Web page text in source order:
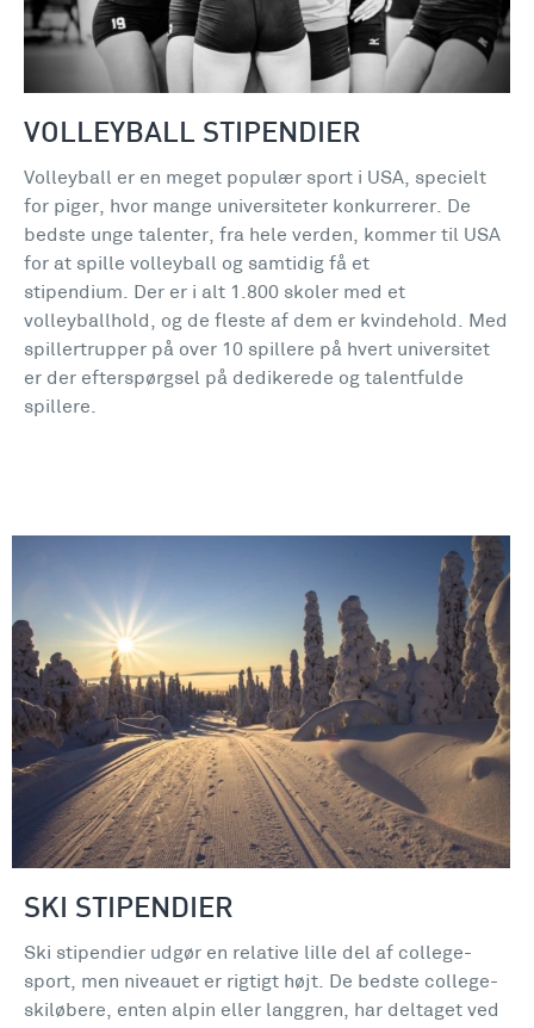
VOLLEYBALL STIPENDIER
Volleyball er en meget populær sport i USA, specielt
for piger, hvor mange universiteter konkurrerer. De
bedste unge talenter, fra hele verden, kommer til USA
for at spille volleyball og samtidig få et
stipendium. Der er i alt 1.800 skoler med et
volleyballhold, og de fleste af dem er kvindehold. Med
spillertrupper på over 10 spillere på hvert universitet
er der efterspørgsel på dedikerede og talentfulde
spillere.
SKI STIPENDIER
Ski stipendier udgør en relative lille del af college-
sport, men niveauet er rigtigt højt. De bedste college-
skiløbere, enten alpin eller langgren, har deltaget ved